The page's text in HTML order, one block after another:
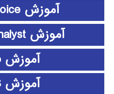
آموزش expert choice
آموزش Frontier Analyst
آموزش github
آموزش HFSS